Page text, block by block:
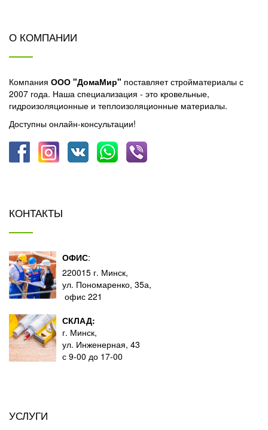
О КОМПАНИИ
Компания ООО "ДомаМир" поставляет стройматериалы с
2007 года. Наша специализация - это кровельные,
гидроизоляционные и теплоизоляционные материалы.
Доступны онлайн-консультации!
КОНТАКТЫ
ОФИС:
220015 г. Минск,
ул. Пономаренко, 35а,
офис 221
СКЛАД:
г. Минск,
ул. Инженерная, 43
с 9-00 до 17-00
УСЛУГИ